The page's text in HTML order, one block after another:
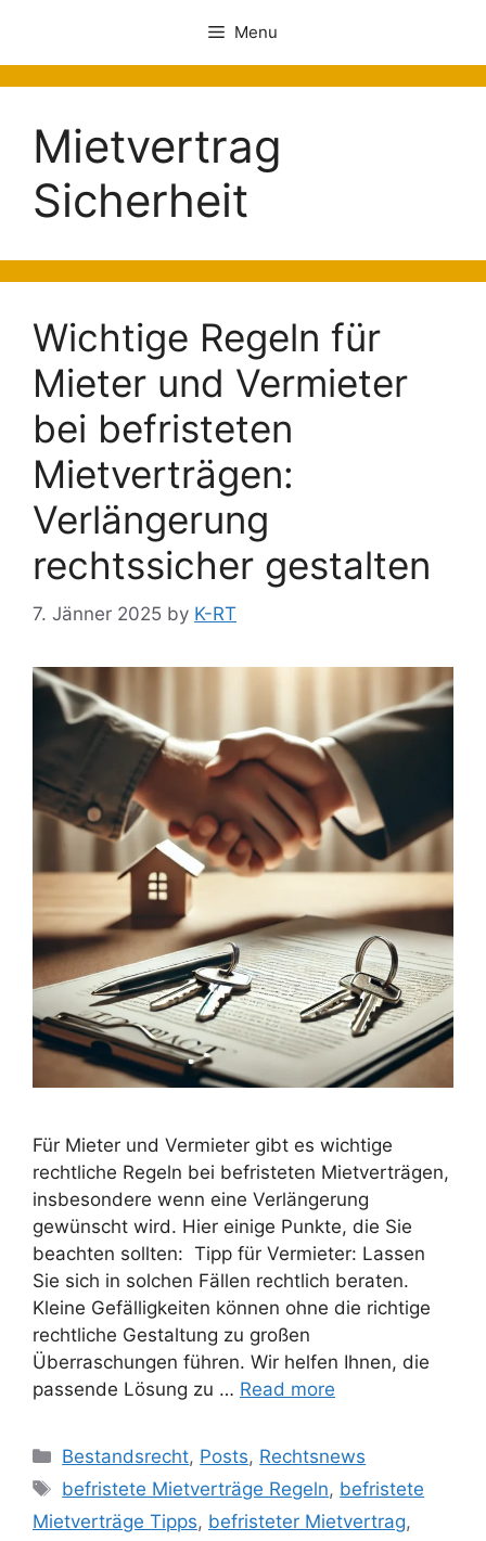
Menu
Mietvertrag
Sicherheit
Wichtige Regeln für
Mieter und Vermieter
bei befristeten
Mietverträgen:
Verlängerung
rechtssicher gestalten
7. Jänner 2025 by K-RT
Für Mieter und Vermieter gibt es wichtige
rechtliche Regeln bei befristeten Mietverträgen,
insbesondere wenn eine Verlängerung
gewünscht wird. Hier einige Punkte, die Sie
beachten sollten: Tipp für Vermieter: Lassen
Sie sich in solchen Fällen rechtlich beraten.
Kleine Gefälligkeiten können ohne die richtige
rechtliche Gestaltung zu großen
Überraschungen führen. Wir helfen Ihnen, die
passende Lösung zu … Read more
Bestandsrecht, Posts, Rechtsnews
befristete Mietverträge Regeln, befristete
Mietverträge Tipps, befristeter Mietvertrag,